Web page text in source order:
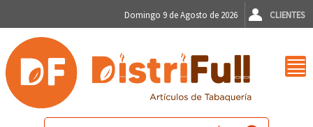
Domingo 9 de Agosto de 2026 CLIENTES